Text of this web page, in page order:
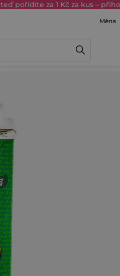
teď pořídíte za 1 Kč za kus –
Měna